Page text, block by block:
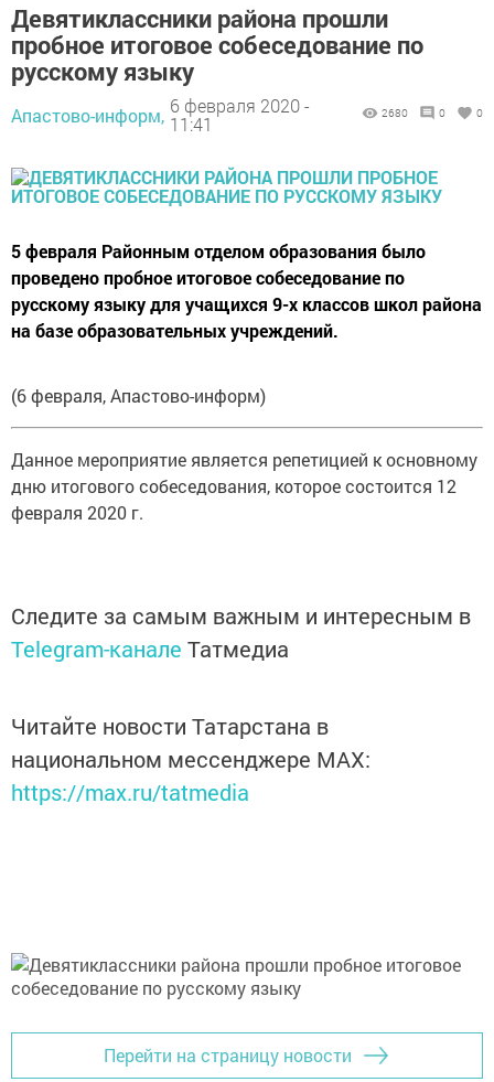
Девятиклассники района прошли
пробное итоговое собеседование по
русскому языку
Апастово-информ, 6 февраля 2020 -
11:41
2680 0 0
5 февраля Районным отделом образования было
проведено пробное итоговое собеседование по
русскому языку для учащихся 9-х классов школ района
на базе образовательных учреждений.
(6 февраля, Апастово-информ)
Данное мероприятие является репетицией к основному
дню итогового собеседования, которое состоится 12
февраля 2020 г.
Следите за самым важным и интересным в
Telegram-канале Татмедиа
Читайте новости Татарстана в
национальном мессенджере MАХ:
https://max.ru/tatmedia
Перейти на страницу новости